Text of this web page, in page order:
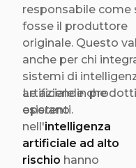
responsabile come
fosse il produttore
originale. Questo
anche per chi
sistemi di
artificiale in prodotti
esistenti.
Le aziende che
operano
nell'intelligenza
artificiale ad alto
rischio hanno